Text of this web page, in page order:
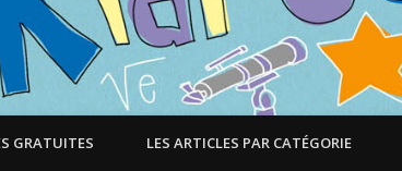
GRATUITES LES ARTICLES PAR CATÉGORIE